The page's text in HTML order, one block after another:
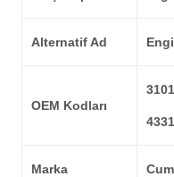
Alternatif Ad
OEM Kodları
Marka